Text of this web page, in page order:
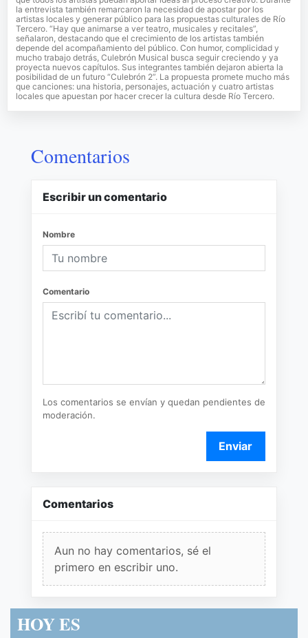
la entrevista también remarcaron la necesidad de apostar por los
artistas locales y generar público para las propuestas culturales de Río
Tercero. “Hay que animarse a ver teatro, musicales y recitales”,
señalaron, destacando que el crecimiento de los artistas también
depende del acompañamiento del público. Con humor, complicidad y
mucho trabajo detrás, Culebrón Musical busca seguir creciendo y ya
proyecta nuevos capítulos. Sus integrantes también dejaron abierta la
posibilidad de un futuro “Culebrón 2”. La propuesta promete mucho más
que canciones: una historia, personajes, actuación y cuatro artistas
locales que apuestan por hacer crecer la cultura desde Río Tercero.
Comentarios
Escribir un comentario
Nombre
Comentario
Los comentarios se envían y quedan pendientes de
moderación.
Enviar
Comentarios
Aun no hay comentarios, sé el
primero en escribir uno.
HOY ES